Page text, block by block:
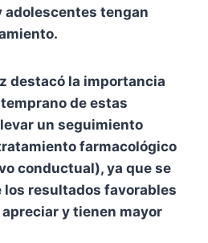
adolescentes tengan
destacó la importancia
de estas
un seguimiento
farmacológico
conductual), ya que se
los resultados favorables
y tienen mayor